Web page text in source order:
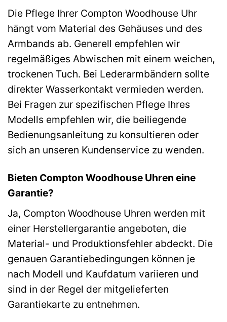
Die Pflege Ihrer Compton Woodhouse Uhr
hängt vom Material des Gehäuses und des
Armbands ab. Generell empfehlen wir
regelmäßiges Abwischen mit einem weichen,
trockenen Tuch. Bei Lederarmbändern sollte
direkter Wasserkontakt vermieden werden.
Bei Fragen zur spezifischen Pflege Ihres
Modells empfehlen wir, die beiliegende
Bedienungsanleitung zu konsultieren oder
sich an unseren Kundenservice zu wenden.
Bieten Compton Woodhouse Uhren eine
Garantie?
Ja, Compton Woodhouse Uhren werden mit
einer Herstellergarantie angeboten, die
Material- und Produktionsfehler abdeckt. Die
genauen Garantiebedingungen können je
nach Modell und Kaufdatum variieren und
sind in der Regel der mitgelieferten
Garantiekarte zu entnehmen.